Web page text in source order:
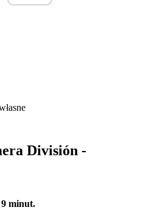
División -
9 minut.